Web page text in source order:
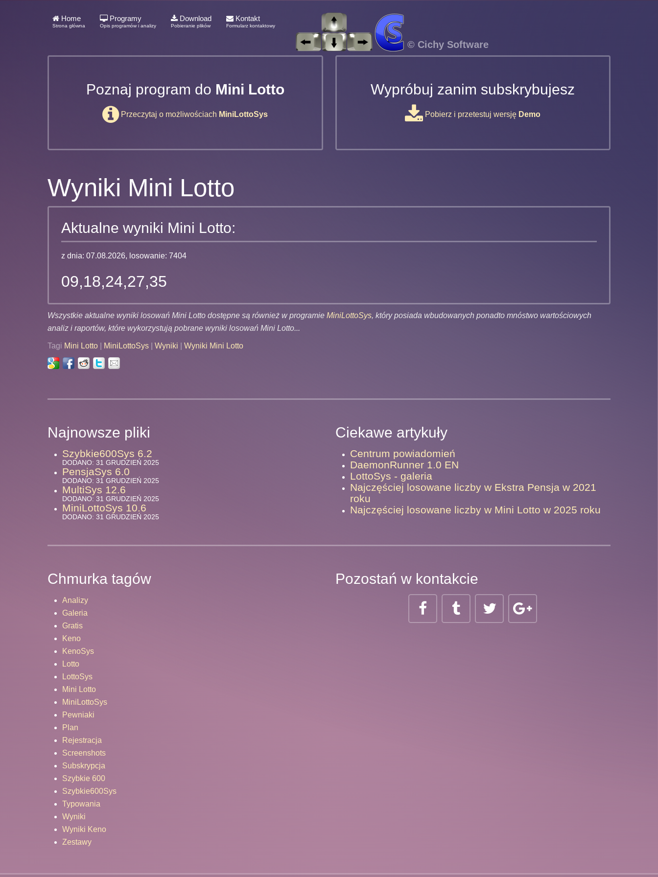
Home
Strona główna
Programy
Opis programów i analizy
Download
Pobieranie plików
Kontakt
Formularz kontaktowy
© Cichy Software
Poznaj program do Mini Lotto
Przeczytaj o możliwościach MiniLottoSys
Wypróbuj zanim subskrybujesz
Pobierz i przetestuj wersję Demo
Wyniki Mini Lotto
Aktualne wyniki Mini Lotto:
z dnia: 07.08.2026, losowanie: 7404
09,18,24,27,35
Wszystkie aktualne wyniki losowań Mini Lotto dostępne są również w programie MiniLottoSys, który posiada wbudowanych ponadto mnóstwo wartościowych
analiz i raportów, które wykorzystują pobrane wyniki losowań Mini Lotto...
Tagi Mini Lotto MiniLottoSys Wyniki Wyniki Mini Lotto
Najnowsze pliki
Szybkie600Sys 6.2
DODANO: 31 GRUDZIEŃ 2025
PensjaSys 6.0
DODANO: 31 GRUDZIEŃ 2025
MultiSys 12.6
DODANO: 31 GRUDZIEŃ 2025
MiniLottoSys 10.6
DODANO: 31 GRUDZIEŃ 2025
Ciekawe artykuły
Centrum powiadomień
DaemonRunner 1.0 EN
LottoSys - galeria
Najczęściej losowane liczby w Ekstra Pensja w 2021
roku
Najczęściej losowane liczby w Mini Lotto w 2025 roku
Chmurka tagów
Analizy
Galeria
Gratis
Keno
KenoSys
Lotto
LottoSys
Mini Lotto
MiniLottoSys
Pewniaki
Plan
Rejestracja
Screenshots
Subskrypcja
Szybkie 600
Szybkie600Sys
Typowania
Wyniki
Wyniki Keno
Zestawy
Pozostań w kontakcie